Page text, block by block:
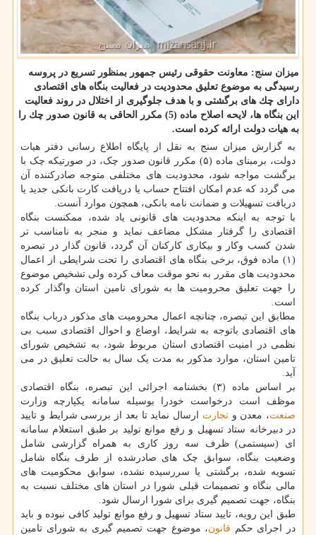
میزان سنج: معاونت حقوقی رئیس جمهور بمنظور تسریع در پروسه
رسیدگی به موضوع تعلیق محدودیت در فعالیت بنگاه های اقتصادی
دارای چك های برگشتی و با هدف جلوگیری از اختلال در روند فعالیت
این بنگاه ها، لایحه اصلاح ماده (5) مكرر الحاقی به قانون صدور چك را
به هیات دولت ارائه كرده است.
به گزارش میزان سنج به نقل از پایگاه اطلاع رسانی دفتر هیات
دولت، برمبنای ماده (۵) مکرر قانون صدور چک، در صورتیکه چک با
برگشت مواجه شود، محدودیت های مختلفی متوجه صادرکننده آن
می گردد که عدم امکان افتتاح حساب یا دریافت کارت بانکی جدید یا
دریافت تسهیلات و ضمانت نامه بانکی، همچون موارد آنست.
با توجه به اینکه محدودیت های قانونی یاد شده، ممکنست بنگاه
اقتصادی را گرفتار مشکل مضاعف نماید و منجر به نامناسب تر
شدن کسب وکار و بیکاری کارکنان آن گردد، قانون گذار در تبصره
(۱) ماده فوق، برخی بنگاه های اقتصادی را تحت شرایطی از اعمال
محدودیت های مقرر به نحو موقت معاف کرده ولی تشخیص موضوع
را جهت تعلیق محرومیت ها به شورای تامین استان واگذار کرده
است.
مطابق این تبصره، چنانچه اعمال محرومیت های مذکور درباب بنگاه
های اقتصادی باتوجه به شرایط، اوضاع و احوال اقتصادی سبب بی
نظمی در امنیت اقتصادی استان مربوط شود، به تشخیص شورای
تامین استان، موارد مذکور به مدت یک سال به حالت تعلیق در می
آید.
بر اساس ماده (۳) بخشنامه اجرائی این تبصره، بنگاه اقتصادی
موظف است درخواست خودرا بوسیله سامانه یکپارچه وزارت
صنعت، معدن وتجارت ارسال نماید تا بعد از بررسی شرایط و تایید
در دبیرخانه ستاد تسهیل و رفع موانع تولید بر طبق استعلام سامانه
ای (سیستمی) ظرف سه روز کاری به همراه گزارشی شامل
وضعیت بنگاه، سوابق چک های صادرشده از طرف بنگاه شامل
تسویه شده، برگشتی یا سررسیده نشده، سوابق محکومیت های
مالی بنگاه و تصمیمات قبلی شورا در استان های مختلف نسبت به
بنگاه، جهت تصمیم گیری برای شورا ارسال شود.
طبق این رویه، تایید ستاد تسهیل و رفع موانع تولید کافی نبوده و باید
در اجرای حکم قانون، موضوع جهت تصمیم گیری به شورای تامین